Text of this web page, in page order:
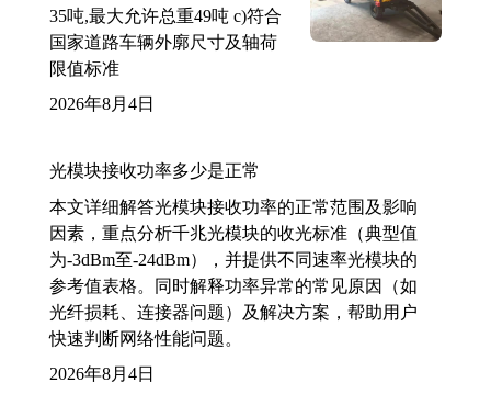
35吨,最大允许总重49吨 c)符合
国家道路车辆外廓尺寸及轴荷
限值标准
2026年8月4日
光模块接收功率多少是正常
本文详细解答光模块接收功率的正常范围及影响
因素，重点分析千兆光模块的收光标准（典型值
为-3dBm至-24dBm），并提供不同速率光模块的
参考值表格。同时解释功率异常的常见原因（如
光纤损耗、连接器问题）及解决方案，帮助用户
快速判断网络性能问题。
2026年8月4日